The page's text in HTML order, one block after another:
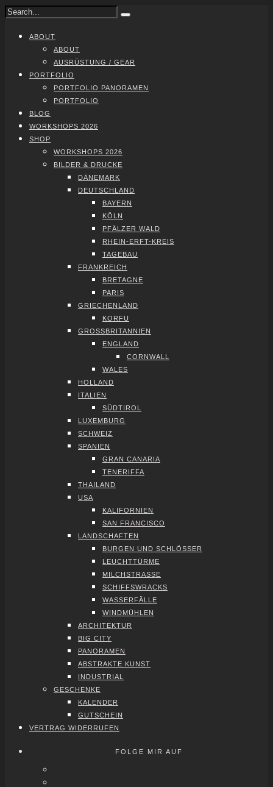
ABOUT
ABOUT
AUS­RÜS­TUNG / GEAR
PORT­FO­LIO
PORT­FO­LIO PAN­ORA­MEN
PORT­FO­LIO
BLOG
WORK­SHOPS 2026
SHOP
WORK­SHOPS 2026
BIL­DER & DRU­CKE
DÄNE­MARK
DEUTSCH­LAND
BAY­ERN
KÖLN
PFÄL­ZER WALD
RHEIN-ERFT-KREIS
TAGE­BAU
FRANK­REICH
BRE­TA­GNE
PARIS
GRIE­CHEN­LAND
KOR­FU
GROSS­BRI­TAN­NI­EN
ENG­LAND
CORN­WALL
WALES
HOL­LAND
ITA­LI­EN
SÜD­TI­ROL
LUXEM­BURG
SCHWEIZ
SPA­NI­EN
GRAN CANA­RIA
TENE­RIF­FA
THAI­LAND
USA
KALI­FOR­NI­EN
SAN FRAN­CIS­CO
LAND­SCHAF­TEN
BUR­GEN UND SCHLÖS­SER
LEUCHT­TÜR­ME
MILCH­STRAS­SE
SCHIFFS­WRACKS
WAS­SER­FÄL­LE
WIND­MÜH­LEN
ARCHI­TEK­TUR
BIG CITY
PAN­ORA­MEN
ABS­TRAK­TE KUNST
INDUS­TRI­AL
GESCHEN­KE
KALEN­DER
GUT­SCHEIN
VER­TRAG WIDER­RU­FEN
FOLGE MIR AUF